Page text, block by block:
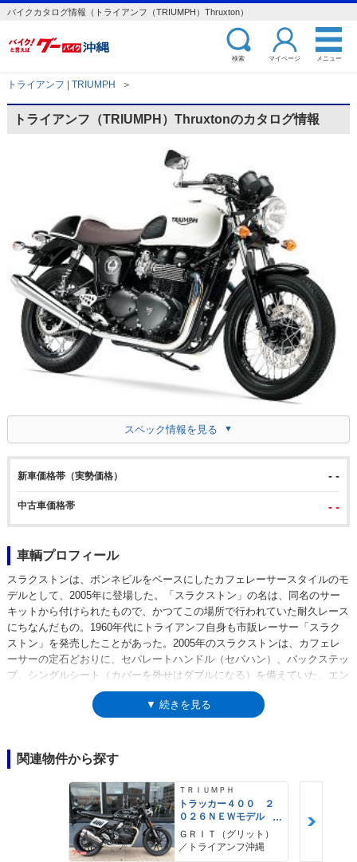
バイクカタログ情報（トライアンフ（TRIUMPH）Thruxton）
検索 マイページ メニュー
トライアンフ | TRIUMPH ＞
トライアンフ（TRIUMPH）Thruxtonのカタログ情報
スペック情報を見る
新車価格帯（実勢価格） - -
中古車価格帯 - -
車輌プロフィール
スラクストンは、ボンネビルをベースにしたカフェレーサースタイルのモ
デルとして、2005年に登場した。「スラクストン」の名は、同名のサー
キットから付けられたもので、かつてこの場所で行われていた耐久レース
にちなんだもの。1960年代にトライアンフ自身も市販レーサー「スラク
ストン」を発売したことがあった。2005年のスラクストンは、カフェレ
ーサーの定石どおりに、セパレートハンドル（セパハン）、バックステッ
プ、シングルシート（カバーを外せはダブルになる）を備えていた。エン
ジンは865ccの空冷並列2気筒で、ボンネビル用ユニットをチューニング
したもの。2008年モデルからは、フューエルインジェクションを採用す
れ、スラクストンは1,197ccの排気量を得ることになった。バイクブロス
では、水冷以降のスラクストンを、スラクストン1200（1200R）として別
モデル扱いにした。
▼ 続きを見る
関連物件から探す
ＴＲＩＵＭＰＨ
トラッカー４００ ２
０２６ＮＥＷモデル
フラットトラック ト
ルクアシストクラッ
チ トラクションコン
ＧＲＩＴ（グリット）
／トライアンフ沖縄